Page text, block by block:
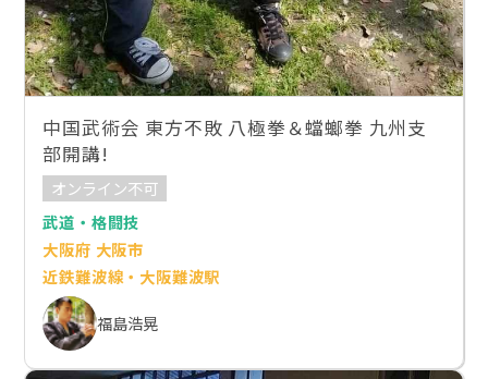
中国武術会 東方不敗 八極拳＆蟷螂拳 九州支
部開講!
オンライン不可
武道・格闘技
大阪府 大阪市
近鉄難波線・大阪難波駅
福島浩晃